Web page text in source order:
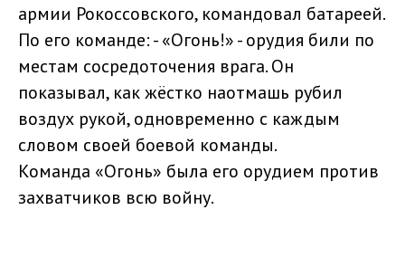
армии Рокоссовского, командовал батареей.
По его команде: - «Огонь!» - орудия били по
местам сосредоточения врага. Он
показывал, как жёстко наотмашь рубил
воздух рукой, одновременно с каждым
словом своей боевой команды.
Команда «Огонь» была его орудием против
захватчиков всю войну.